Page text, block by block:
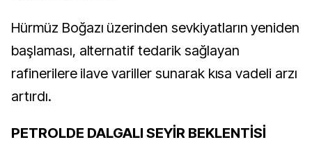
Hürmüz Boğazı üzerinden sevkiyatların yeniden
başlaması, alternatif tedarik sağlayan
rafinerilere ilave variller sunarak kısa vadeli arzı
artırdı.
PETROLDE DALGALI SEYİR BEKLENTİSİ